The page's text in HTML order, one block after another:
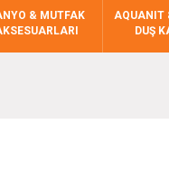
& MUTFAK
AQUANIT
DUŞ